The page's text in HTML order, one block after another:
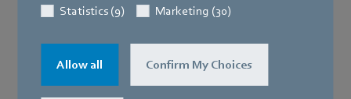
Statistics (9)
Marketing (30)
Allow all Confirm My Choices